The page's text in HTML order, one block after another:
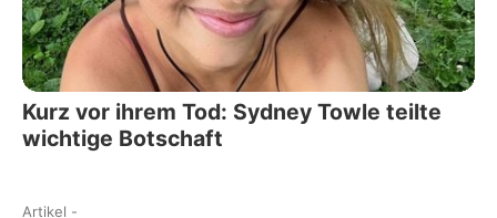
Kurz vor ihrem Tod: Sydney Towle teilte
wichtige Botschaft
Artikel -